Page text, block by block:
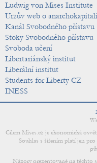
Ludwig von Mises Institute
Urzův web o
Kanál Svobodného přístavu
Stoky Svobodného přístavu
Svoboda učení
Libertariánský institut
Liberální institut
Students for Liberty CZ
INESS
Cílem Mises.cz je ekonomická
Souhlas s šířením platí jen
Názory prezentované na těchto